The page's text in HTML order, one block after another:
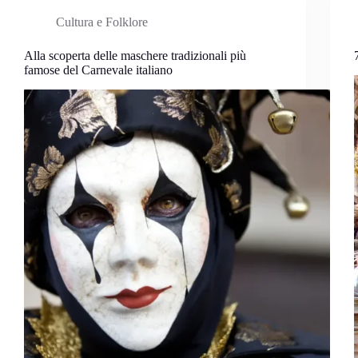
Cultura e Folklore
Alla scoperta delle maschere tradizionali più
famose del Carnevale italiano